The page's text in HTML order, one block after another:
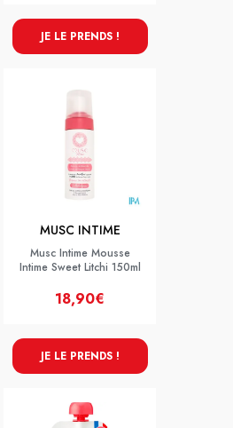
JE LE PRENDS !
MUSC INTIME
Musc Intime Mousse
Intime Sweet Litchi 150ml
18,90€
JE LE PRENDS !